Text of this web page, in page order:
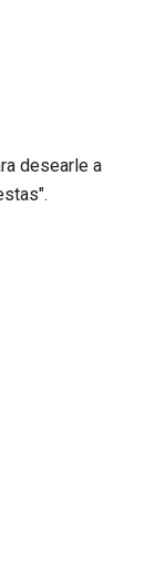
desearle a